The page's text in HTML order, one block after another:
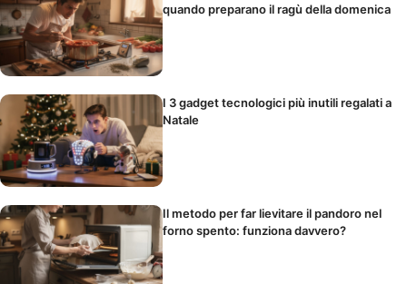
quando preparano il ragù della domenica
I 3 gadget tecnologici più inutili regalati a
Natale
Il metodo per far lievitare il pandoro nel
forno spento: funziona davvero?